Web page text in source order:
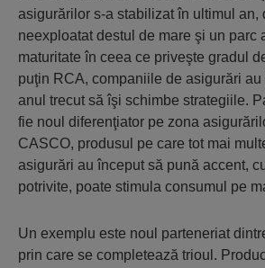
asigurărilor s-a stabilizat în ultimul an,
neexploatat destul de mare şi un parc
maturitate în ceea ce priveşte gradul
puţin RCA, companiile de asigurări
anul trecut să îşi schimbe strategiile.
fie noul diferenţiator pe zona
CASCO, produsul pe care tot mai
asigurări au început să pună accent,
potrivite, poate stimula consumul pe
Un exemplu este noul parteneriat
prin care se completează trioul.